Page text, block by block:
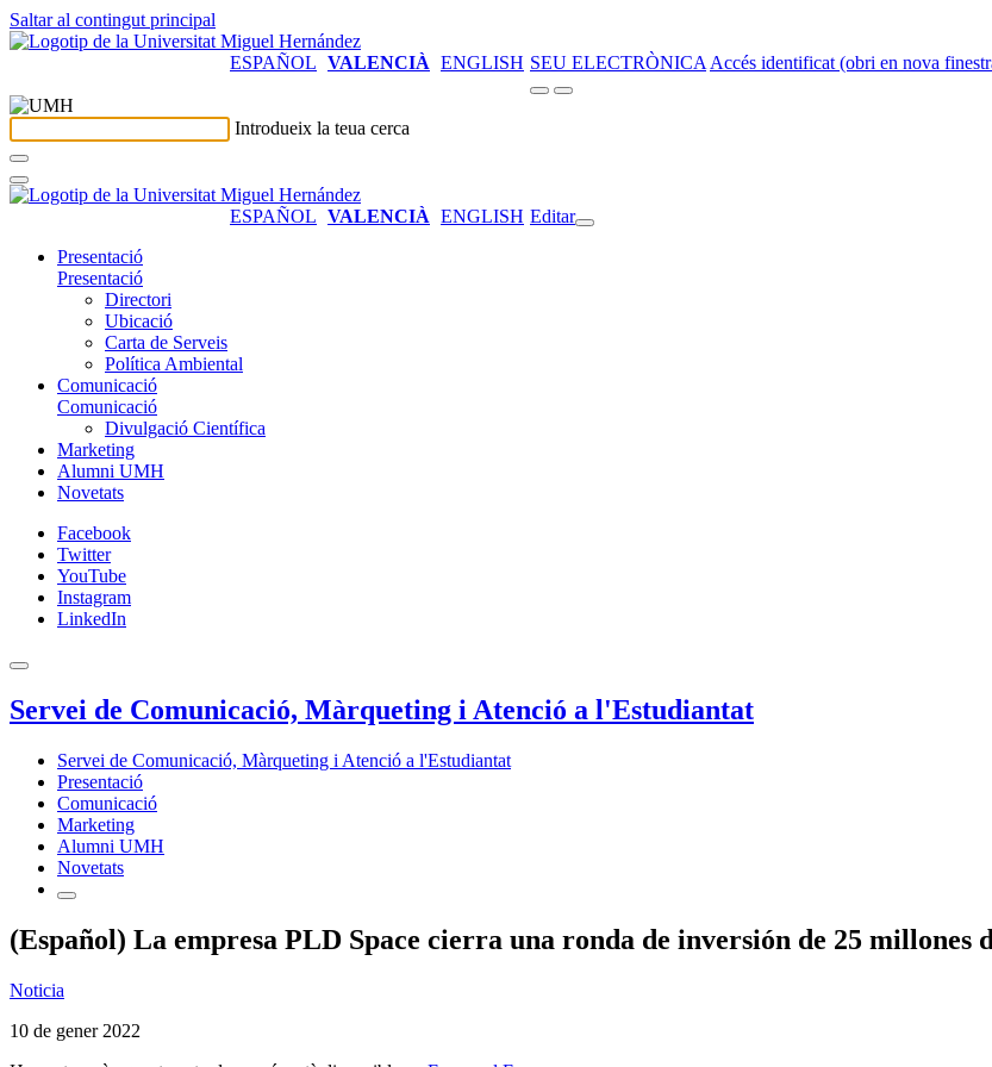
Saltar al contingut principal
ESPAÑOL VALENCIÀ ENGLISH SEU ELECTRÒNICA Accés identificat (obri en nova
Introdueix la teua cerca
ESPAÑOL VALENCIÀ ENGLISH Editar
Presentació
Presentació
Directori
Ubicació
Carta de Serveis
Política Ambiental
Comunicació
Comunicació
Divulgació Científica
Marketing
Alumni UMH
Novetats
Facebook
Twitter
YouTube
Instagram
LinkedIn
Servei de Comunicació, Màrqueting i Atenció a l'Estudiantat
Servei de Comunicació, Màrqueting i Atenció a l'Estudiantat
Presentació
Comunicació
Marketing
Alumni UMH
Novetats
(Español) La empresa PLD Space cierra una ronda de inversión de 25 millones
Noticia
10 de gener 2022